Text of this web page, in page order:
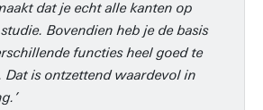
dat je echt alle kanten op
Bovendien heb je de basis
functies heel goed te
Dat is ontzettend waardevol in